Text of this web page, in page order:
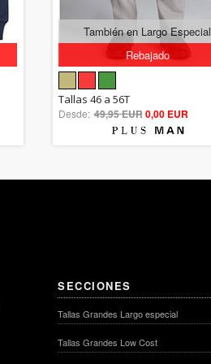
Rebajado
También en Largo Especial
5.00
out of 5
Tallas 46 a 56T
Desde: 49,95 EUR0,00 EUR
SECCIONES
Tallas Grandes Largo especial
Tallas Grandes Low Cost